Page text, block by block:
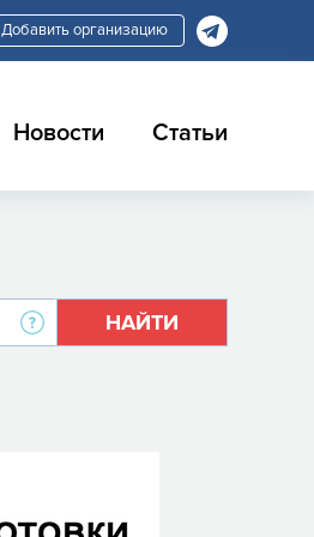
Добавить организацию
Новости Статьи
НАЙТИ